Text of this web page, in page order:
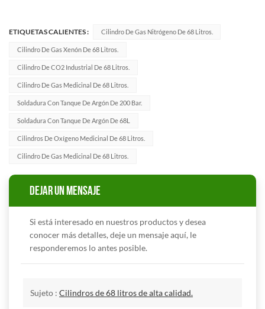
ETIQUETAS CALIENTES : Cilindro De Gas Nitrógeno De 68 Litros.
Cilindro De Gas Xenón De 68 Litros.
Cilindro De CO2 Industrial De 68 Litros.
Cilindro De Gas Medicinal De 68 Litros.
Soldadura Con Tanque De Argón De 200 Bar.
Soldadura Con Tanque De Argón De 68L
Cilindros De Oxígeno Medicinal De 68 Litros.
Cilindro De Gas Medicinal De 68 Litros.
DEJAR UN MENSAJE
Si está interesado en nuestros productos y desea
conocer más detalles, deje un mensaje aquí, le
responderemos lo antes posible.
Sujeto : Cilindros de 68 litros de alta calidad.